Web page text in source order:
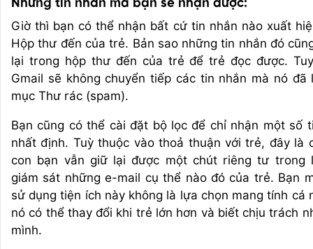
Những tin nhắn mà bạn sẽ nhận được:
Giờ thì bạn có thể nhận bất cứ tin nhắn nào xuất
Hộp thư đến của trẻ. Bản sao những tin nhắn đó
lại trong hộp thư đến của trẻ để trẻ đọc được.
Gmail sẽ không chuyển tiếp các tin nhắn mà nó đã
mục Thư rác (spam).
Bạn cũng có thể cài đặt bộ lọc để chỉ nhận một số
nhất định. Tuỳ thuộc vào thoả thuận với trẻ, đây là
con bạn vẫn giữ lại được một chút riêng tư trong
giám sát những e-mail cụ thể nào đó của trẻ. Bạn
sử dụng tiện ích này không là lựa chọn mang tính cá
nó có thể thay đổi khi trẻ lớn hơn và biết chịu trách
mình.